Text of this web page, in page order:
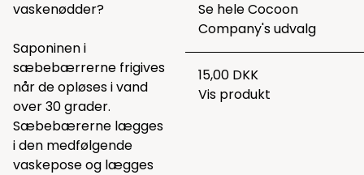
vaskenødder?
Saponinen i
sæbebærrerne frigives
når de opløses i vand
over 30 grader.
Sæbebærerne lægges
i den medfølgende
vaskepose og lægges
Se heleCocoon
Company's udvalg
15,00 DKK
Vis produkt